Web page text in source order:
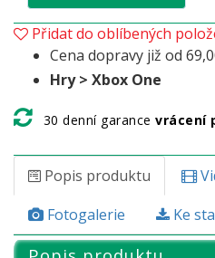
Přidat do oblíbených
Cena dopravy již od
Hry > Xbox One
30 denní garance vrácení
Popis produktu
Fotogalerie
Ke